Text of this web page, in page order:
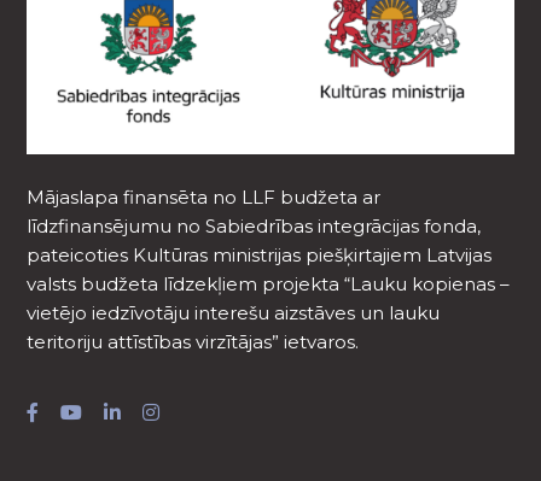
Mājaslapa finansēta no LLF budžeta ar
līdzfinansējumu no Sabiedrības integrācijas fonda,
pateicoties Kultūras ministrijas piešķirtajiem Latvijas
valsts budžeta līdzekļiem projekta “Lauku kopienas –
vietējo iedzīvotāju interešu aizstāves un lauku
teritoriju attīstības virzītājas” ietvaros.